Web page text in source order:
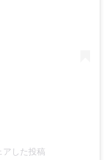
アした投稿